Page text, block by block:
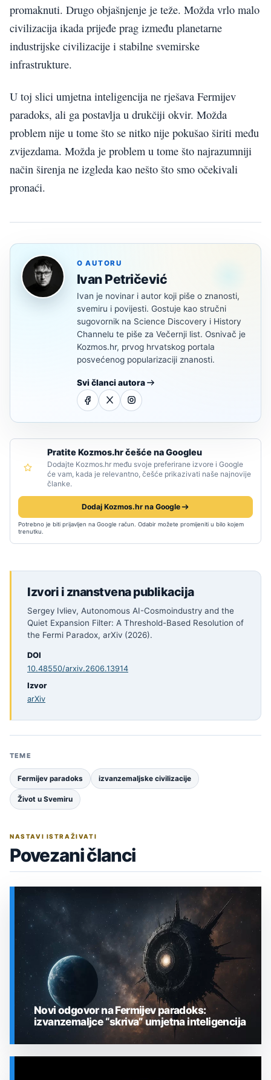
promaknuti. Drugo objašnjenje je teže. Možda vrlo malo
civilizacija ikada prijeđe prag između planetarne
industrijske civilizacije i stabilne svemirske
infrastrukture.
U toj slici umjetna inteligencija ne rješava Fermijev
paradoks, ali ga postavlja u drukčiji okvir. Možda
problem nije u tome što se nitko nije pokušao širiti među
zvijezdama. Možda je problem u tome što najrazumniji
način širenja ne izgleda kao nešto što smo očekivali
pronaći.
O AUTORU
Ivan Petričević
Ivan je novinar i autor koji piše o znanosti,
svemiru i povijesti. Gostuje kao stručni
sugovornik na Science Discovery i History
Channelu te piše za Večernji list. Osnivač je
Kozmos.hr, prvog hrvatskog portala
posvećenog popularizaciji znanosti.
Svi članci autora
Pratite Kozmos.hr češće na Googleu
Dodajte Kozmos.hr među svoje preferirane izvore i Google
će vam, kada je relevantno, češće prikazivati naše najnovije
članke.
Dodaj Kozmos.hr na Google
Potrebno je biti prijavljen na Google račun. Odabir možete promijeniti u bilo kojem
trenutku.
Izvori i znanstvena publikacija
Sergey Ivliev, Autonomous AI-Cosmoindustry and the
Quiet Expansion Filter: A Threshold-Based Resolution of
the Fermi Paradox, arXiv (2026).
DOI
10.48550/arxiv.2606.13914
Izvor
arXiv
TEME
Fermijev paradoks izvanzemaljske civilizacije
Život u Svemiru
NASTAVI ISTRAŽIVATI
Povezani članci
Novi odgovor na Fermi­jev paradoks:
izvanzemaljce “skriva” umjetna inteligencija